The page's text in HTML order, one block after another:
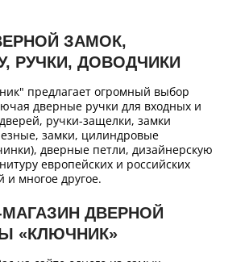
ЗАМОК,
РУЧКИ, ДОВОДЧИКИ
предлагает огромный выбор
дверные ручки для входных и
ручки-защелки, замки
замки, цилиндровые
дверные петли, дизайнерскую
европейских и российских
и многое другое.
МАГАЗИН ДВЕРНОЙ
«КЛЮЧНИК»